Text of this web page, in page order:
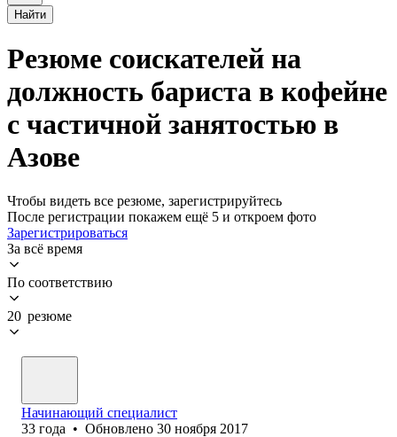
Найти
Резюме соискателей на
должность бариста в кофейне
с частичной занятостью в
Азове
Чтобы видеть все резюме, зарегистрируйтесь
После регистрации покажем ещё 5 и откроем фото
Зарегистрироваться
За всё время
По соответствию
20 резюме
Начинающий специалист
33 года • Обновлено 30 ноября 2017